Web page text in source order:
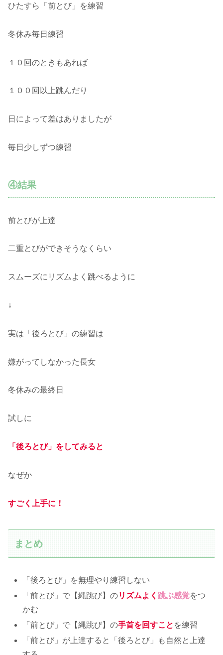
ひたすら「前とび」を練習
冬休み毎日練習
１０回のときもあれば
１００回以上跳んだり
日によって差はありましたが
毎日少しずつ練習
④結果
前とびが上達
二重とびができそうなくらい
スムーズにリズムよく跳べるように
↓
実は「後ろとび」の練習は
嫌がってしなかった長女
冬休みの最終日
試しに
「後ろとび」をしてみると
なぜか
すごく上手に！
まとめ
「後ろとび」を無理やり練習しない
「前とび」で【縄跳び】のリズムよく 跳ぶ感覚をつ
かむ
「前とび」で【縄跳び】の手首を回すこと を練習
「前とび」が上達すると「後ろとび」も自然と上達